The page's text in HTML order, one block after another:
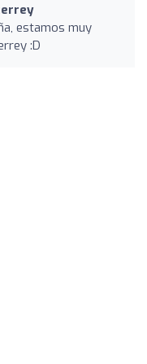
estamos muy
:D